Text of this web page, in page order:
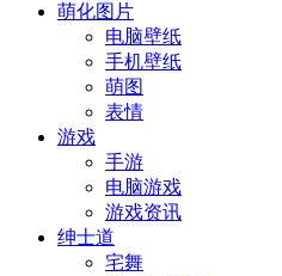
萌化图片
电脑壁纸
手机壁纸
萌图
表情
游戏
手游
电脑游戏
游戏资讯
绅士道
宅舞